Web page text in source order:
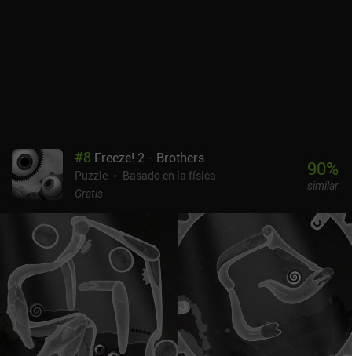
#8 Freeze! 2 - Brothers
Puzzle
Basado en la física
Gratis
90%
similar